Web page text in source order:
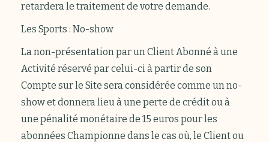
retardera le traitement de votre demande.
Les Sports : No-show
La non-présentation par un Client Abonné à une
Activité réservé par celui-ci à partir de son
Compte sur le Site sera considérée comme un no-
show et donnera lieu à une perte de crédit ou à
une pénalité monétaire de 15 euros pour les
abonnées Championne dans le cas où, le Client ou